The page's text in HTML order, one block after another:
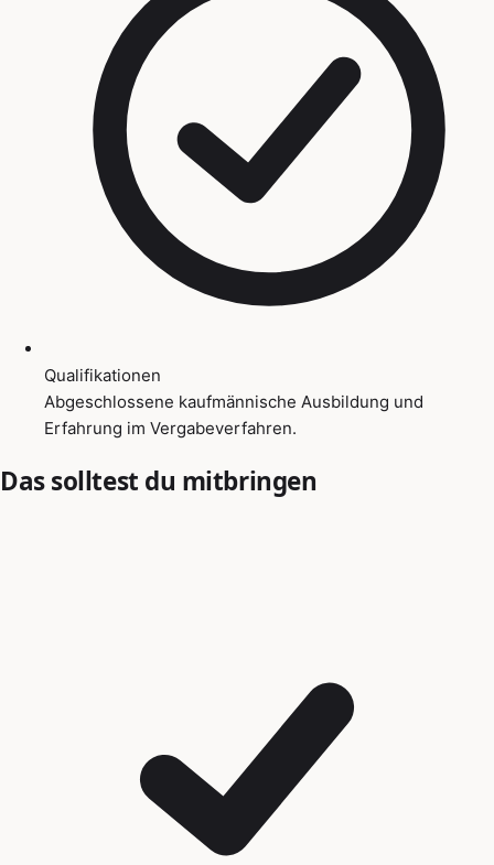
Qualifikationen
Abgeschlossene kaufmännische Ausbildung und
Erfahrung im Vergabeverfahren.
Das solltest du mitbringen